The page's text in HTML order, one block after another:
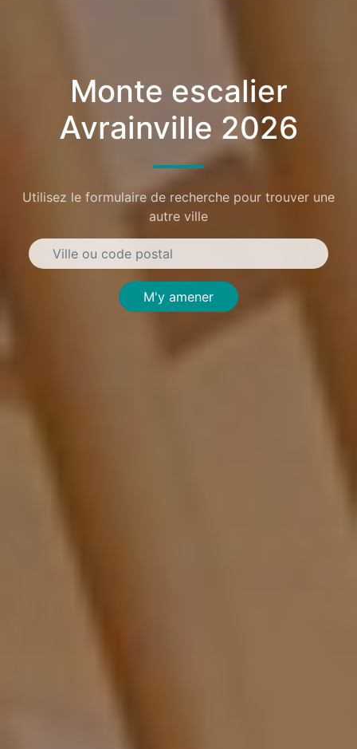
Monte escalier
Avrainville 2026
Utilisez le formulaire de recherche pour trouver une
autre ville
M'y amener